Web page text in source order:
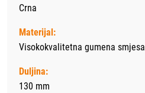
Crna
Materijal:
Visokokvalitetna gumena smjesa
Duljina:
130 mm